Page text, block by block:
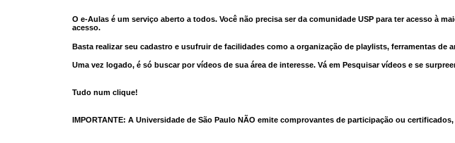
O e-Aulas é um serviço aberto a todos. Você não precisa ser da comunidade USP para ter acesso
acesso.
Basta realizar seu cadastro e usufruir de facilidades como a organização de playlists, ferramentas
Uma vez logado, é só buscar por vídeos de sua área de interesse. Vá em Pesquisar vídeos e se
Tudo num clique!
IMPORTANTE: A Universidade de São Paulo NÃO emite comprovantes de participação ou